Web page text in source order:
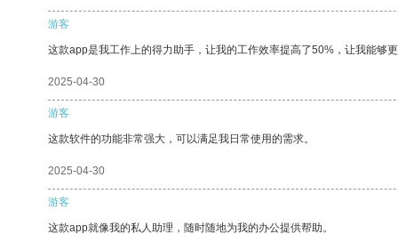
游客
这款app是我工作上的得力助手，让我的工作效率提高了50%，让我能够
2025-04-30
游客
这款软件的功能非常强大，可以满足我日常使用的需求。
2025-04-30
游客
这款app就像我的私人助理，随时随地为我的办公提供帮助。